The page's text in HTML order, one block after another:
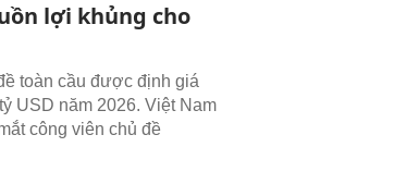
lợi khủng cho
toàn cầu được định giá
USD năm 2026. Việt Nam
công viên chủ đề